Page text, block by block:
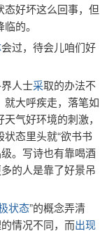
好坏这么回事，但
的。
会过，待会儿咱们好
人士采取的办法不
大呼疾走，落笔如
气好环境的刺激，
态里头就“欲书书
。写诗也有靠喝酒
的人是靠了好景吊
状态”的概念弄清
情况不同，而出现